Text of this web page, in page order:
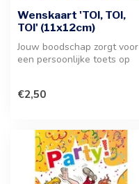
Wenskaart 'TOI, TOI,
TOI' (11x12cm)
Jouw boodschap zorgt voor
een persoonlijke toets op
€2,50